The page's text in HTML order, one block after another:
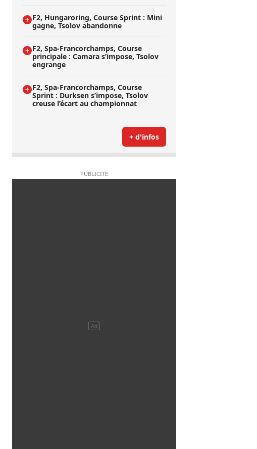
F2, Hungaroring, Course Sprint : Mini
gagne, Tsolov abandonne
F2, Spa-Francorchamps, Course
principale : Camara s’impose, Tsolov
engrange
F2, Spa-Francorchamps, Course
Sprint : Durksen s’impose, Tsolov
creuse l’écart au championnat
+ d'infos